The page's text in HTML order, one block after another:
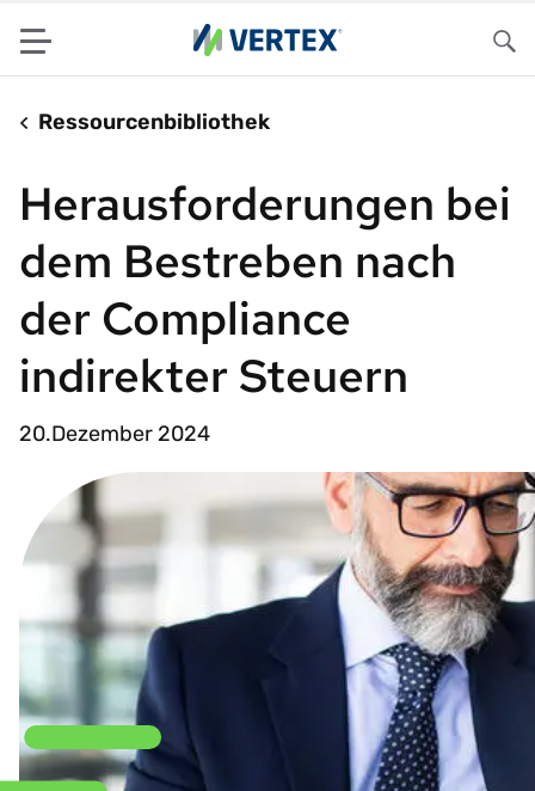
Menu
Ressourcenbibliothek
Herausforderungen bei
dem Bestreben nach
der Compliance
indirekter Steuern
20.Dezember 2024